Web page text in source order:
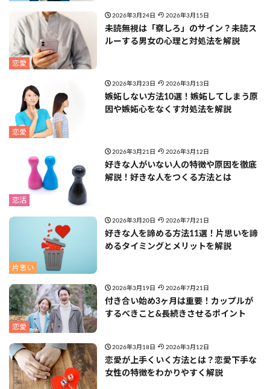
恋愛
2026年3月24日 2026年3月15日
未読無視は「察しろ」のサイン？未読ス
ルーする男女の心理と対処法を解説
恋愛
2026年3月23日 2026年3月13日
嫉妬しない方法10選！嫉妬してしまう原
因や嫉妬心をなくす対処法を解説
恋活
2026年3月21日 2026年3月12日
好きな人がいない人の特徴や原因を徹底
解説！好きな人をつくる方法とは
片思い
2026年3月20日 2026年7月21日
好きな人を諦める方法11選！片思いを諦
めるタイミングとメリットを解説
恋愛
2026年3月19日 2026年7月21日
付き合い始め3ヶ月は重要！カップルが
するべきこと&長続きさせるポイント
2026年3月18日 2026年3月12日
恋愛が上手くいく方法とは？恋愛下手な
女性の特徴をわかりやすく解説